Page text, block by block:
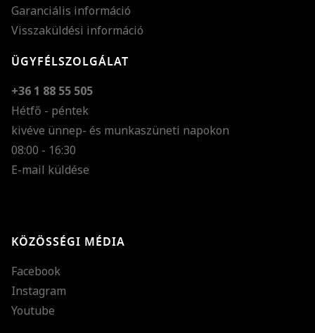
Garanciális információ
Visszaküldési információ
ÜGYFÉLSZOLGÁLAT
+36 1 88 55 505
Hétfő - péntek
kivéve ünnep- és munkaszüneti napokon
08:00 - 16:30
E-mail küldése
KÖZÖSSÉGI MÉDIA
Facebook
Instagram
Youtube